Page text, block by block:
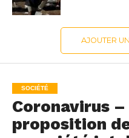
AJOUTER
SOCIÉTÉ
Coronavirus
proposition